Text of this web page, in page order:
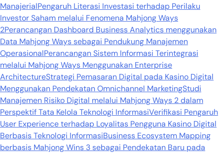
ManajerialPengaruh Literasi Investasi terhadap Perilaku
Investor Saham melalui Fenomena Mahjong Ways
2Perancangan Dashboard Business Analytics menggunakan
Data Mahjong Ways sebagai Pendukung Manajemen
OperasionalPerancangan Sistem Informasi Terintegrasi
melalui Mahjong Ways Menggunakan Enterprise
ArchitectureStrategi Pemasaran Digital pada Kasino Digital
Menggunakan Pendekatan Omnichannel MarketingStudi
Manajemen Risiko Digital melalui Mahjong Ways 2 dalam
Perspektif Tata Kelola Teknologi InformasiVerifikasi Pengaruh
User Experience terhadap Loyalitas Pengguna Kasino Digital
Berbasis Teknologi InformasiBusiness Ecosystem Mapping
berbasis Mahjong Wins 3 sebagai Pendekatan Baru pada